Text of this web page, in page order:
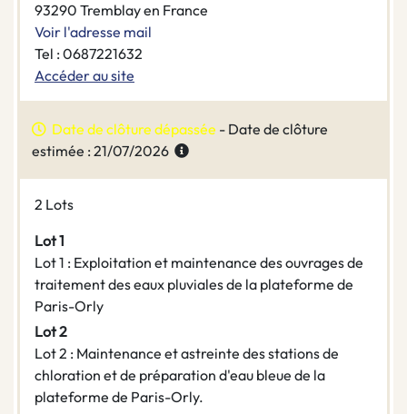
93290 Tremblay en France
Voir l'adresse mail
Tel : 0687221632
Accéder au site
Date de clôture dépassée - Date de clôture
estimée : 21/07/2026
2 Lots
Lot 1
Lot 1 : Exploitation et maintenance des ouvrages de
traitement des eaux pluviales de la plateforme de
Paris-Orly
Lot 2
Lot 2 : Maintenance et astreinte des stations de
chloration et de préparation d'eau bleue de la
plateforme de Paris-Orly.